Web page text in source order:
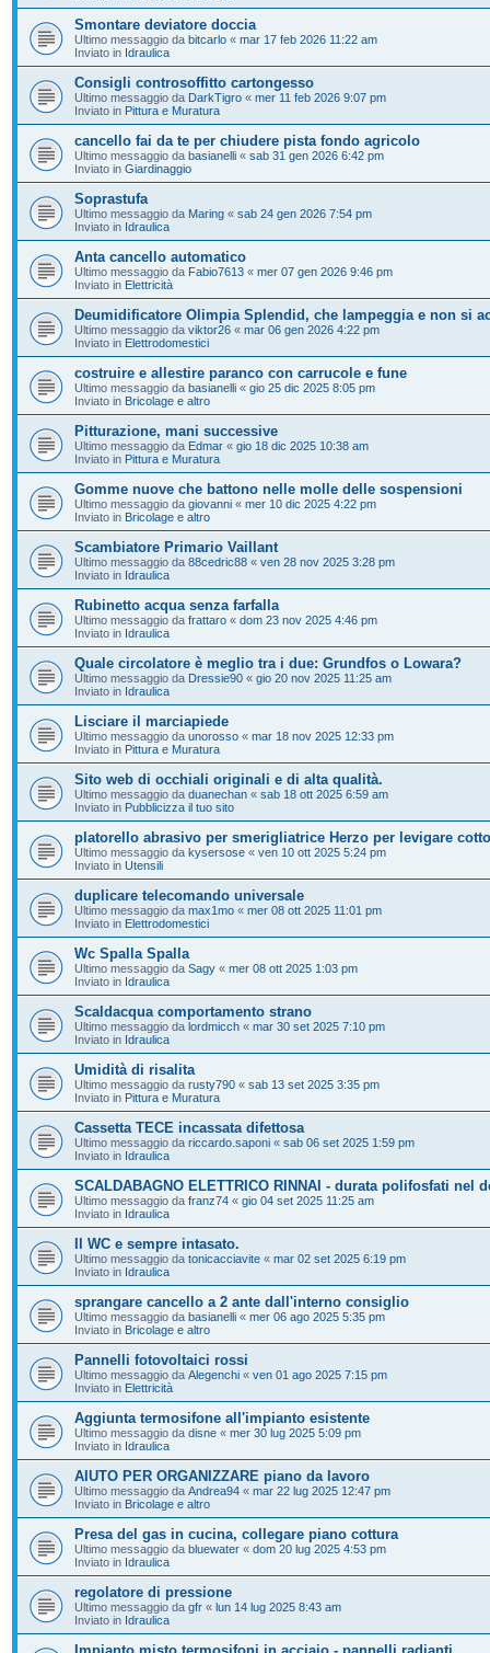
Smontare deviatore doccia
Ultimo messaggio da bitcarlo « mar 17 feb 2026 11:22 am
Inviato in Idraulica
Consigli controsoffitto cartongesso
Ultimo messaggio da DarkTigro « mer 11 feb 2026 9:07 pm
Inviato in Pittura e Muratura
cancello fai da te per chiudere pista fondo agricolo
Ultimo messaggio da basianelli « sab 31 gen 2026 6:42 pm
Inviato in Giardinaggio
Soprastufa
Ultimo messaggio da Maring « sab 24 gen 2026 7:54 pm
Inviato in Idraulica
Anta cancello automatico
Ultimo messaggio da Fabio7613 « mer 07 gen 2026 9:46 pm
Inviato in Elettricità
Deumidificatore Olimpia Splendid, che lampeggia e non si
Ultimo messaggio da viktor26 « mar 06 gen 2026 4:22 pm
Inviato in Elettrodomestici
costruire e allestire paranco con carrucole e fune
Ultimo messaggio da basianelli « gio 25 dic 2025 8:05 pm
Inviato in Bricolage e altro
Pitturazione, mani successive
Ultimo messaggio da Edmar « gio 18 dic 2025 10:38 am
Inviato in Pittura e Muratura
Gomme nuove che battono nelle molle delle sospensioni
Ultimo messaggio da giovanni « mer 10 dic 2025 4:22 pm
Inviato in Bricolage e altro
Scambiatore Primario Vaillant
Ultimo messaggio da 88cedric88 « ven 28 nov 2025 3:28 pm
Inviato in Idraulica
Rubinetto acqua senza farfalla
Ultimo messaggio da frattaro « dom 23 nov 2025 4:46 pm
Inviato in Idraulica
Quale circolatore è meglio tra i due: Grundfos o Lowara?
Ultimo messaggio da Dressie90 « gio 20 nov 2025 11:25 am
Inviato in Idraulica
Lisciare il marciapiede
Ultimo messaggio da unorosso « mar 18 nov 2025 12:33 pm
Inviato in Pittura e Muratura
Sito web di occhiali originali e di alta qualità.
Ultimo messaggio da duanechan « sab 18 ott 2025 6:59 am
Inviato in Pubblicizza il tuo sito
platorello abrasivo per smerigliatrice Herzo per levigare cotto
Ultimo messaggio da kysersose « ven 10 ott 2025 5:24 pm
Inviato in Utensili
duplicare telecomando universale
Ultimo messaggio da max1mo « mer 08 ott 2025 11:01 pm
Inviato in Elettrodomestici
Wc Spalla Spalla
Ultimo messaggio da Sagy « mer 08 ott 2025 1:03 pm
Inviato in Idraulica
Scaldacqua comportamento strano
Ultimo messaggio da lordmicch « mar 30 set 2025 7:10 pm
Inviato in Idraulica
Umidità di risalita
Ultimo messaggio da rusty790 « sab 13 set 2025 3:35 pm
Inviato in Pittura e Muratura
Cassetta TECE incassata difettosa
Ultimo messaggio da riccardo.saponi « sab 06 set 2025 1:59 pm
Inviato in Idraulica
SCALDABAGNO ELETTRICO RINNAI - durata polifosfati nel
Ultimo messaggio da franz74 « gio 04 set 2025 11:25 am
Inviato in Idraulica
Il WC e sempre intasato.
Ultimo messaggio da tonicacciavite « mar 02 set 2025 6:19 pm
Inviato in Idraulica
sprangare cancello a 2 ante dall'interno consiglio
Ultimo messaggio da basianelli « mer 06 ago 2025 5:35 pm
Inviato in Bricolage e altro
Pannelli fotovoltaici rossi
Ultimo messaggio da Alegenchi « ven 01 ago 2025 7:15 pm
Inviato in Elettricità
Aggiunta termosifone all'impianto esistente
Ultimo messaggio da disne « mer 30 lug 2025 5:09 pm
Inviato in Idraulica
AIUTO PER ORGANIZZARE piano da lavoro
Ultimo messaggio da Andrea94 « mar 22 lug 2025 12:47 pm
Inviato in Bricolage e altro
Presa del gas in cucina, collegare piano cottura
Ultimo messaggio da bluewater « dom 20 lug 2025 4:53 pm
Inviato in Idraulica
regolatore di pressione
Ultimo messaggio da gfr « lun 14 lug 2025 8:43 am
Inviato in Idraulica